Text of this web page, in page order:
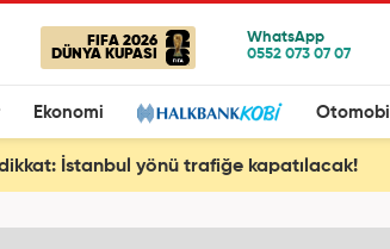
FIFA 2026
DÜNYA KUPASI
Ekonomi Otomobil
İstanbul yönü trafiğe kapatılacak!